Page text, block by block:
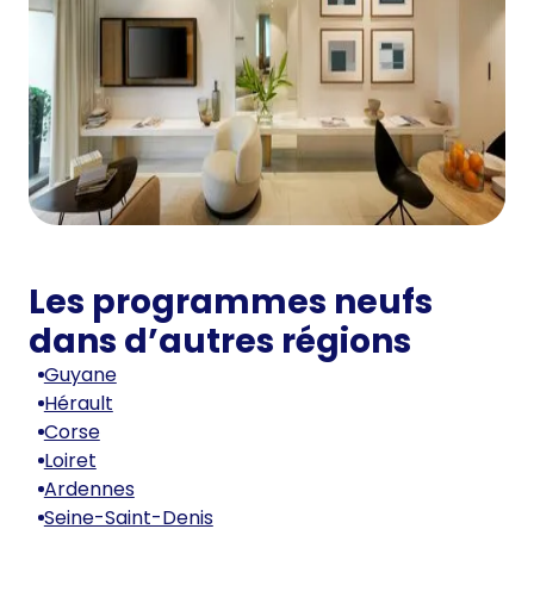
Les programmes neufs
dans d’autres régions
Guyane
Hérault
Corse
Loiret
Ardennes
Seine-Saint-Denis